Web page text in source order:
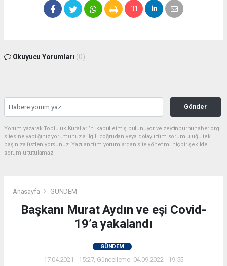
Okuyucu Yorumları (0)
Gönder
Yorum yazarak Topluluk Kuralları’nı kabul etmiş bulunuyor ve zeytinburnuhaber.org
sitesine yaptığınız yorumunuzla ilgili doğrudan veya dolaylı tüm sorumluluğu tek
başınıza üstleniyorsunuz. Yazılan tüm yorumlardan site yönetimi hiçbir şekilde
sorumlu tutulamaz.
Anasayfa GÜNDEM
Başkanı Murat Aydın ve eşi Covid-
19’a yakalandı
GÜNDEM
17.04.2021 - 15:27, Güncelleme: 04.09.2022 - 19:55